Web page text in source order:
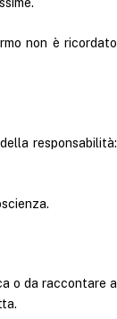
non è ricordato
responsabilità:
o da raccontare a